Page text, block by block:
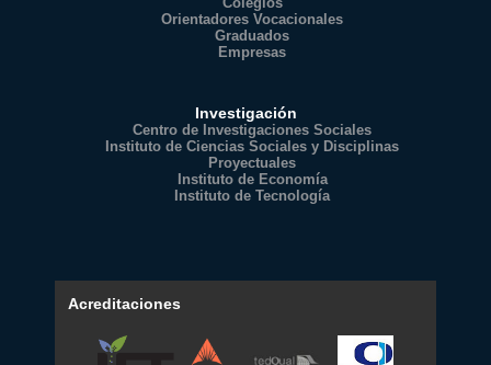
Orientadores Vocacionales
Graduados
Empresas
Investigación
Centro de Investigaciones Sociales
Instituto de Ciencias Sociales y Disciplinas
Proyectuales
Instituto de Economía
Instituto de Tecnología
Acreditaciones